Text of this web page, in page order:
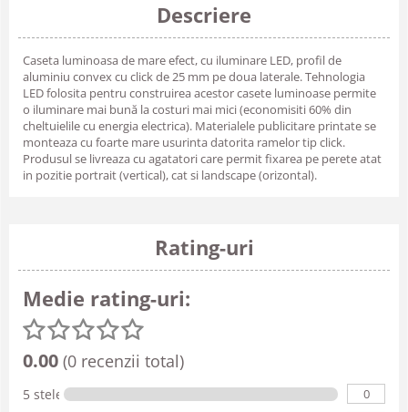
Descriere
Caseta luminoasa de mare efect, cu iluminare LED, profil de
aluminiu convex cu click de 25 mm pe doua laterale. Tehnologia
LED folosita pentru construirea acestor casete luminoase permite
o iluminare mai bună la costuri mai mici (economisiti 60% din
cheltuielile cu energia electrica). Materialele publicitare printate se
monteaza cu foarte mare usurinta datorita ramelor tip click.
Produsul se livreaza cu agatatori care permit fixarea pe perete atat
in pozitie portrait (vertical), cat si landscape (orizontal).
Rating-uri
Medie rating-uri:
0.00 (0 recenzii total)
5 stele 0